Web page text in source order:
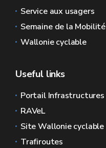
Service aux usagers
Semaine de la Mobilité
Wallonie cyclable
Useful links
Portail Infrastructures
RAVeL
Site Wallonie cyclable
Trafiroutes